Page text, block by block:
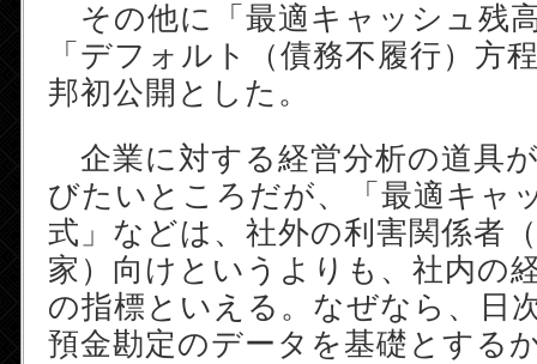
その他に「最適キャッシュ残
「デフォルト（債務不履行）方
邦初公開とした。
企業に対する経営分析の道具
びたいところだが、「最適キャ
式」などは、社外の利害関係者
家）向けというよりも、社内の
の指標といえる。なぜなら、日
預金勘定のデータを基礎とする